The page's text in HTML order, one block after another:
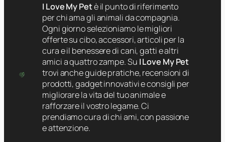
I Love My Petè il punto di riferimento
per chi ama gli animali da compagnia.
Ogni giorno selezioniamo le migliori
offerte su cibo, accessori, articoli per la
cura e il benessere di cani, gatti e altri
amici a quattro zampe. Su I Love My Pet
trovi anche guide pratiche, recensioni di
prodotti, gadget innovativi e consigli per
migliorare la vita del tuo animale e
rafforzare il vostro legame. Ci
prendiamo cura di chi ami, con passione
e attenzione.